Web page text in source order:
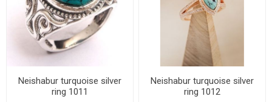
Neishabur turquoise silver
ring 1011
Neishabur turquoise silver
ring 1012